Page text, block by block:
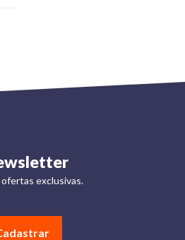
exclusivas.